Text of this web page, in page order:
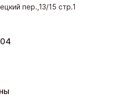
пер.,13/15 стр.1